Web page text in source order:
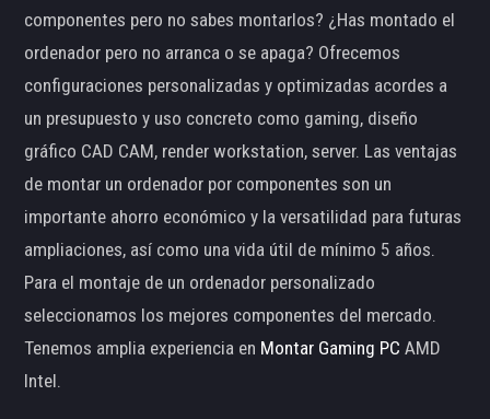
componentes pero no sabes montarlos? ¿Has montado el
ordenador pero no arranca o se apaga? Ofrecemos
configuraciones personalizadas y optimizadas acordes a
un presupuesto y uso concreto como gaming, diseño
gráfico CAD CAM, render workstation, server. Las ventajas
de montar un ordenador por componentes son un
importante ahorro económico y la versatilidad para futuras
ampliaciones, así como una vida útil de mínimo 5 años.
Para el montaje de un ordenador personalizado
seleccionamos los mejores componentes del mercado.
Tenemos amplia experiencia en Montar Gaming PC AMD
Intel.